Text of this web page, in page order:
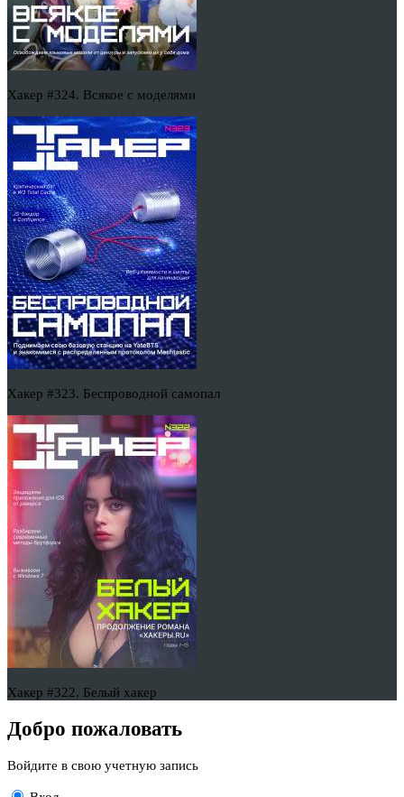
Хакер #324. Всякое с моделями
Хакер #323. Беспроводной самопал
Хакер #322. Белый хакер
Добро пожаловать
Войдите в свою учетную запись